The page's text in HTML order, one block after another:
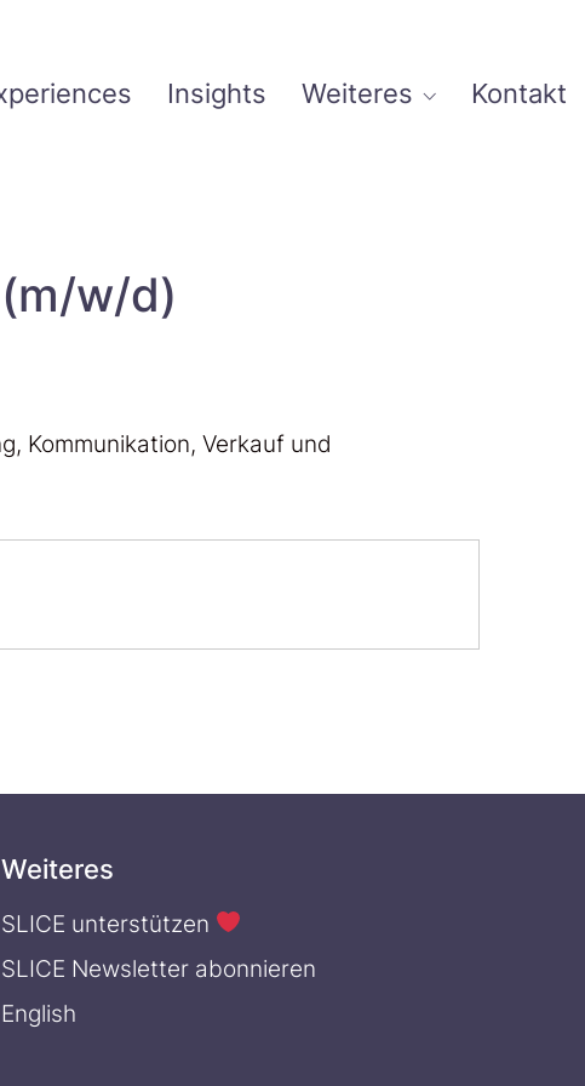
Insights Weiteres Kontakt
w/d)
Kommunikation, Verkauf und
Weiteres
SLICE unterstützen
SLICE Newsletter abonnieren
English